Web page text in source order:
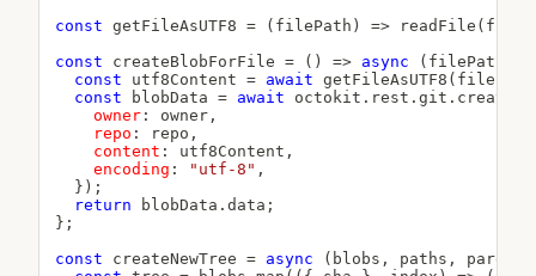
const getFileAsUTF8 = ( filePath ) => readFile (
const
createBlobForFile = ( ) => async ( filePath
const utf8Content = await getFileAsUTF8 ( filePath
const blobData = await octokit . rest . git .
owner: owner,
repo : repo ,
content : utf8Content ,
encoding : "utf-8" ,
} ) ;
return blobData . data ;
} ;
const
createNewTree = async ( blobs , paths ,